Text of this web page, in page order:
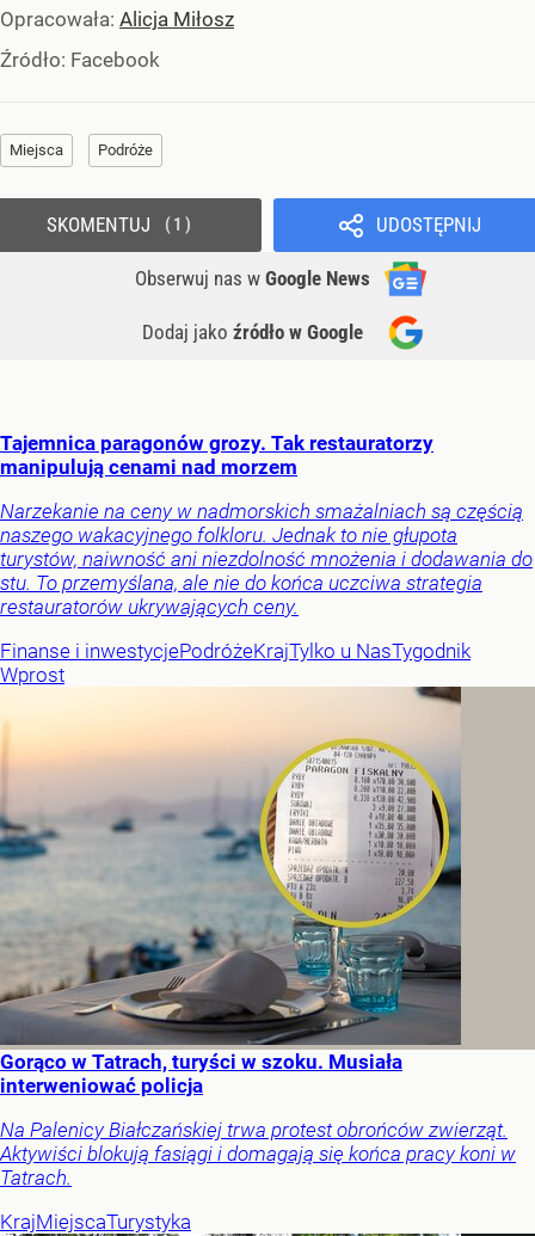
Opracowała: Alicja Miłosz
Źródło: Facebook
Miejsca Podróże
UDOSTĘPNIJ
Obserwuj nas w Google News
Dodaj jako źródło w Google
SKOMENTUJ 1
Tajemnica paragonów grozy. Tak restauratorzy
manipulują cenami nad morzem
Narzekanie na ceny w nadmorskich smażalniach są częścią
naszego wakacyjnego folkloru. Jednak to nie głupota
turystów, naiwność ani niezdolność mnożenia i dodawania do
stu. To przemyślana, ale nie do końca uczciwa strategia
restauratorów ukrywających ceny.
Finanse i inwestycjePodróżeKrajTylko u NasTygodnik
Wprost
Gorąco w Tatrach, turyści w szoku. Musiała
interweniować policja
Na Palenicy Białczańskiej trwa protest obrońców zwierząt.
Aktywiści blokują fasiągi i domagają się końca pracy koni w
Tatrach.
KrajMiejscaTurystyka